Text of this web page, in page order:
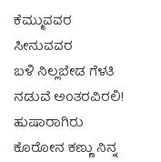
ಕೆಮ್ಮುವವರ
ಸೀನುವವರ
ಬಳಿ ನಿಲ್ಲಬೇಡ ಗೆಳತಿ
ನಡುವೆ ಅಂತರವಿರಲಿ!
ಹುಷಾರಾಗಿರು
ಕೊರೋನ ಕಣ್ಣು ನಿನ್ನ